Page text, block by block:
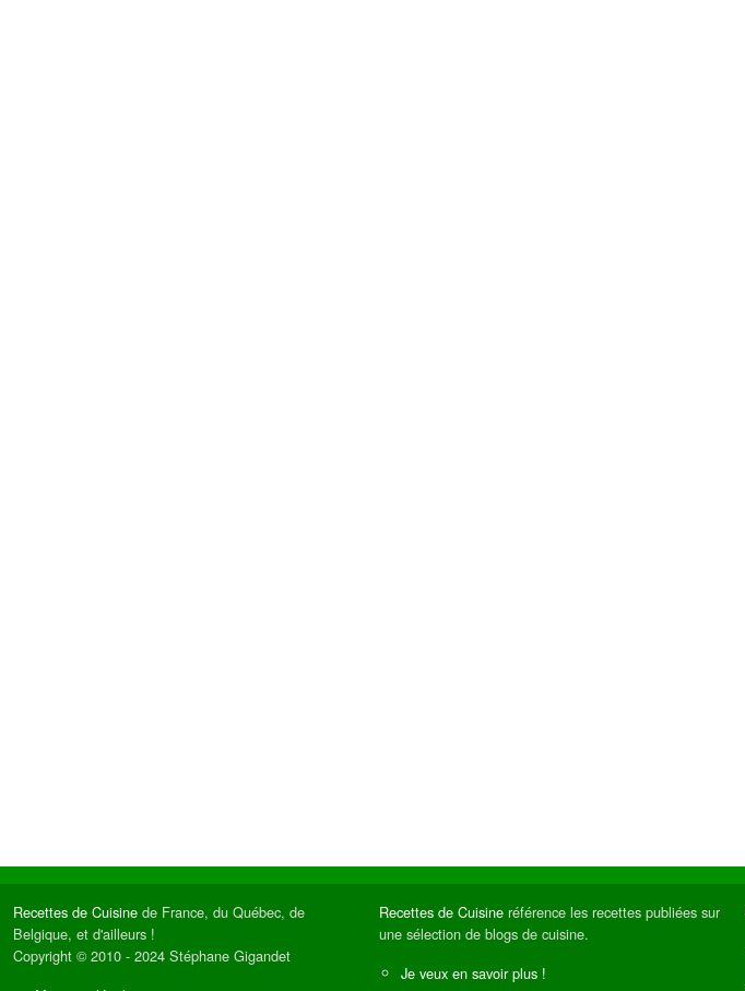
Recettes de Cuisine de France, du Québec, de
Belgique, et d'ailleurs !
Copyright © 2010 - 2024 Stéphane Gigandet
Recettes de Cuisine référence les recettes publiées sur
une sélection de blogs de cuisine.
Je veux en savoir plus !